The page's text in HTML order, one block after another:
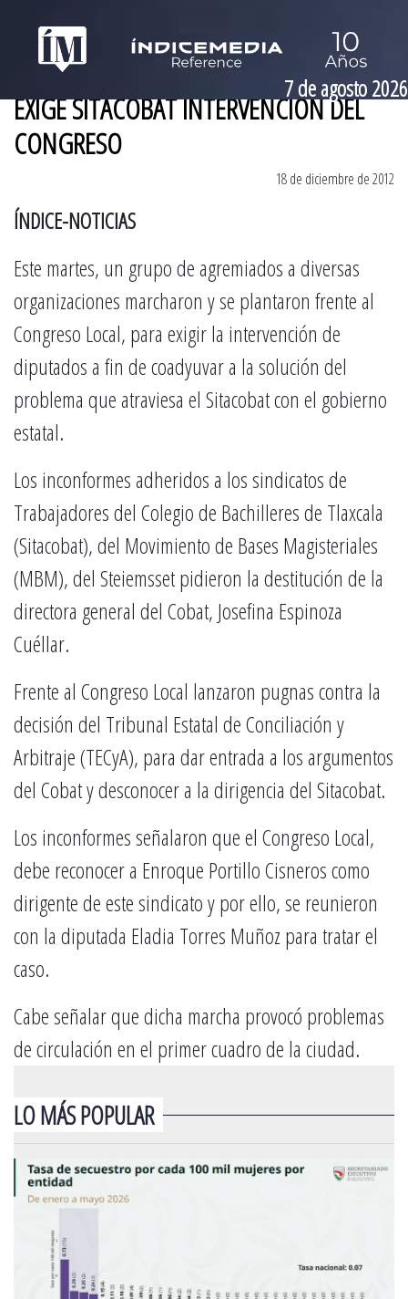
7 de agosto 2026
EXIGE SITACOBAT INTERVENCIÓN DEL
CONGRESO
18 de diciembre de 2012
ÍNDICE-NOTICIAS
Este martes, un grupo de agremiados a diversas
organizaciones marcharon y se plantaron frente al
Congreso Local, para exigir la intervención de
diputados a fin de coadyuvar a la solución del
problema que atraviesa el Sitacobat con el gobierno
estatal.
Los inconformes adheridos a los sindicatos de
Trabajadores del Colegio de Bachilleres de Tlaxcala
(Sitacobat), del Movimiento de Bases Magisteriales
(MBM), del Steiemsset pidieron la destitución de la
directora general del Cobat, Josefina Espinoza
Cuéllar.
Frente al Congreso Local lanzaron pugnas contra la
decisión del Tribunal Estatal de Conciliación y
Arbitraje (TECyA), para dar entrada a los argumentos
del Cobat y desconocer a la dirigencia del Sitacobat.
Los inconformes señalaron que el Congreso Local,
debe reconocer a Enroque Portillo Cisneros como
dirigente de este sindicato y por ello, se reunieron
con la diputada Eladia Torres Muñoz para tratar el
caso.
Cabe señalar que dicha marcha provocó problemas
de circulación en el primer cuadro de la ciudad.
LO MÁS POPULAR